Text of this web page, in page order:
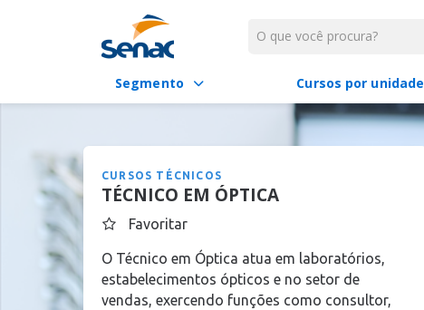
Segmento Cursos por unidade
CURSOS TÉCNICOS
TÉCNICO EM ÓPTICA
Favoritar
O Técnico em Óptica atua em laboratórios,
estabelecimentos ópticos e no setor de
vendas, exercendo funções como consultor,